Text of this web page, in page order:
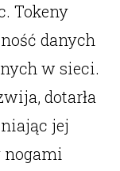
Tokeny
danych
w sieci.
dotarła
jej